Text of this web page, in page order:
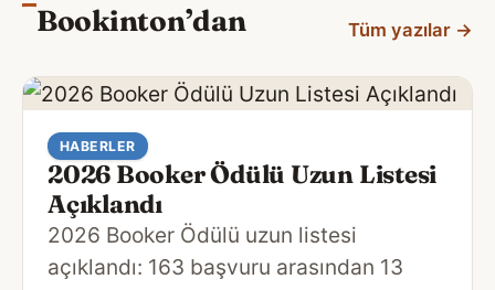
Bookinton’dan Tüm yazılar →
HABERLER
2026 Booker Ödülü Uzun Listesi
Açıklandı
2026 Booker Ödülü uzun listesi
açıklandı: 163 başvuru arasından 13